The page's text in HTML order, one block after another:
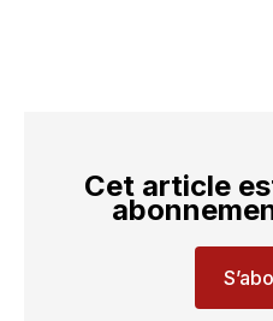
Cet article